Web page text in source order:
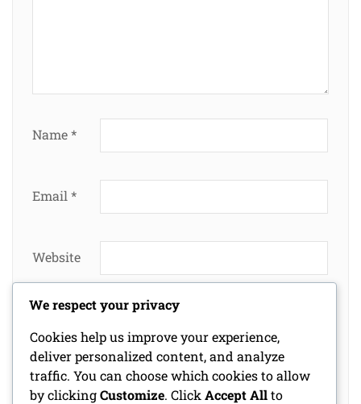
Name*
Email *
Website
Save my name, email, and website in this
browser for the next time I comment.
We respect your privacy
Cookies help us improve your experience,
deliver personalized content, and analyze
traffic. You can choose which cookies to allow
by clickingCustomize. Click Accept Allto